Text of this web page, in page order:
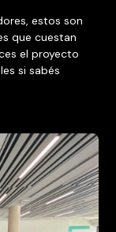
estos son
que cuestan
el proyecto
si sabés